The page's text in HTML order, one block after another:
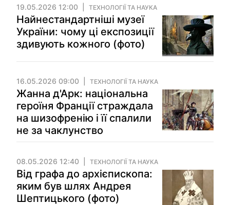
19.05.2026 12:00 ТЕХНОЛОГІЇ ТА НАУКА
Найнестандартніші музеї
України: чому ці експозиції
здивують кожного (фото)
16.05.2026 09:00 ТЕХНОЛОГІЇ ТА НАУКА
Жанна д'Арк: національна
героїня Франції страждала
на шизофренію і її спалили
не за чаклунство
08.05.2026 12:40 ТЕХНОЛОГІЇ ТА НАУКА
Від графа до архієпископа:
яким був шлях Андрея
Шептицького (фото)